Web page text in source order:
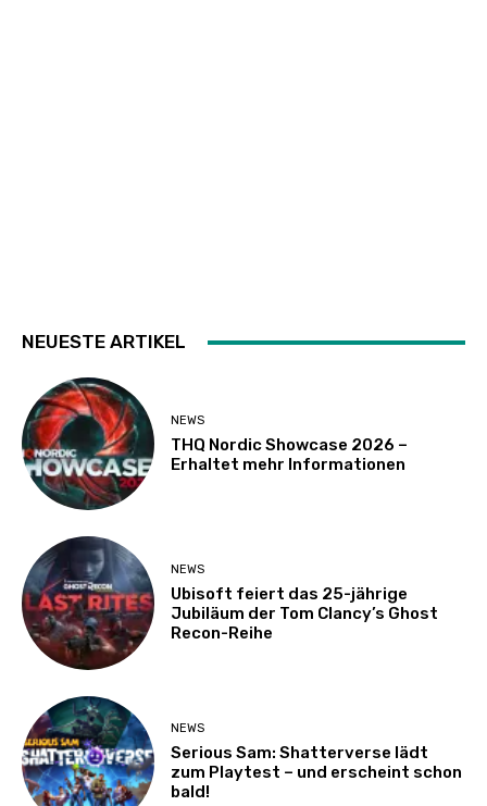
NEUESTE ARTIKEL
NEWS
THQ Nordic Showcase 2026 –
Erhaltet mehr Informationen
NEWS
Ubisoft feiert das 25-jährige
Jubiläum der Tom Clancy’s Ghost
Recon-Reihe
NEWS
Serious Sam: Shatterverse lädt
zum Playtest – und erscheint schon
bald!